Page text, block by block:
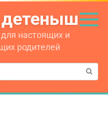
настоящих и
родителей